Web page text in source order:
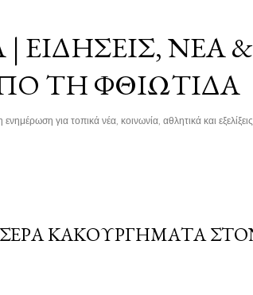
ΝΈΑ &
ΤΗ ΦΘΙΏΤΙΔΑ
για τοπικά νέα, κοινωνία, αθλητικά και
ΚΑΚΟΥΡΓΉΜΑΤΑ